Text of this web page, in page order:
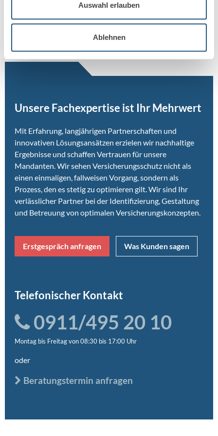
Auswahl erlauben
Ablehnen
Regulierung.
Unsere Fachexpertise ist Ihr Mehrwert
Mit Erfahrung, langjährigen Partnerschaften und
innovativen Lösungsansätzen erzielen wir nachhaltige
Ergebnisse und schaffen Vertrauen für unsere
Mandanten. Wir sehen Versicherungsschutz nicht als
einen einmaligen, fallweisen Vorgang, sondern als
Prozess, den es stetig zu optimieren gilt. Wir sind Ihr
verlässlicher Partner bei der Identifizierung, Gestaltung
und Betreuung von optimalen Versicherungskonzepten.
Erstgespräch anfragen Was Kunden sagen
Telefonischer Kontakt
0911/495 20 10
Montag bis Freitag von 08:30 bis 17:00 Uhr
oder
Beratungstermin anfragen